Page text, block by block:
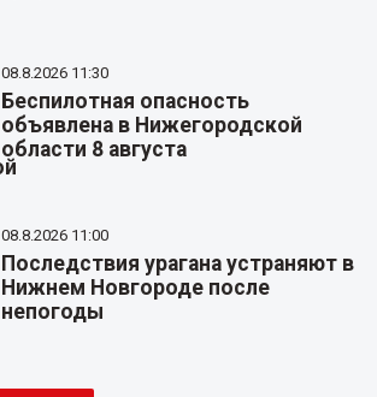
08.8.2026 11:30
Беспилотная опасность
объявлена в Нижегородской
области 8 августа
08.8.2026 11:00
Последствия урагана устраняют в
Нижнем Новгороде после
непогоды